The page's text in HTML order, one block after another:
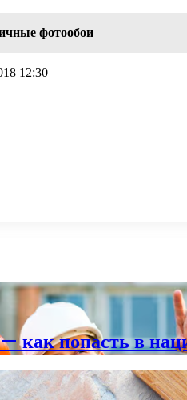
фотообои
12:30
как попасть в